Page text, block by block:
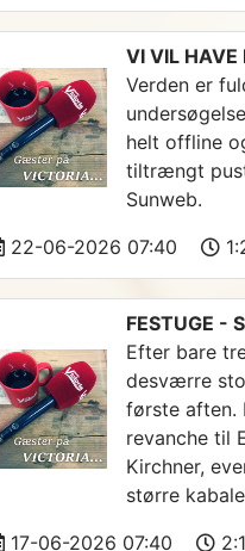
VI VIL HAVE
Verden er
helt offline
tiltrængt
Sunweb.
22-06-2026 07:40
FESTUGE -
Efter bare
desværre
første aften.
revanche til
Kirchner,
større
17-06-2026 07:40